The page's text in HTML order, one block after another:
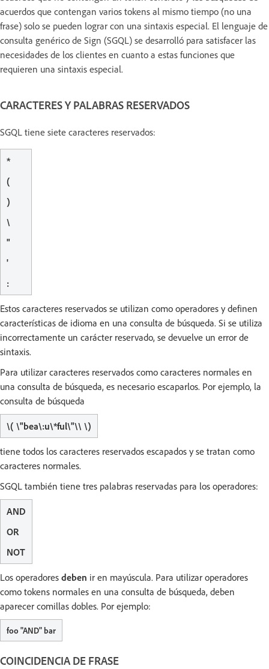
acuerdos que contengan varios tokens al mismo tiempo (no una
frase) solo se pueden lograr con una sintaxis especial. El lenguaje de
consulta genérico de Sign (SGQL) se desarrolló para satisfacer las
necesidades de los clientes en cuanto a estas funciones que
requieren una sintaxis especial.
CARACTERES Y PALABRAS RESERVADOS
SGQL tiene siete caracteres reservados:
*
(
)
\
"
'
:
Estos caracteres reservados se utilizan como operadores y definen
características de idioma en una consulta de búsqueda. Si se utiliza
incorrectamente un carácter reservado, se devuelve un error de
sintaxis.
Para utilizar caracteres reservados como caracteres normales en
una consulta de búsqueda, es necesario escaparlos. Por ejemplo, la
consulta de búsqueda
\( \"bea\:u\*ful\"\\ \)
tiene todos los caracteres reservados escapados y se tratan como
caracteres normales.
SGQL también tiene tres palabras reservadas para los operadores:
AND
OR
NOT
Los operadores deben ir en mayúscula. Para utilizar operadores
como tokens normales en una consulta de búsqueda, deben
aparecer comillas dobles. Por ejemplo:
foo "AND" bar
COINCIDENCIA DE FRASE